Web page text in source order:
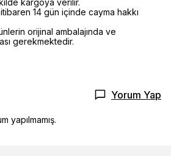
kargoya verilir.
14 gün içinde cayma hakkı
orijinal ambalajında ve
gerekmektedir.
Yorum Yap
yapılmamış.